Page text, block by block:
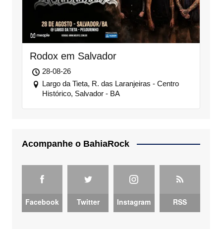
Rodox em Salvador
28-08-26
Largo da Tieta, R. das Laranjeiras - Centro
Histórico, Salvador - BA
Acompanhe o BahiaRock
Facebook Twitter Instagram RSS